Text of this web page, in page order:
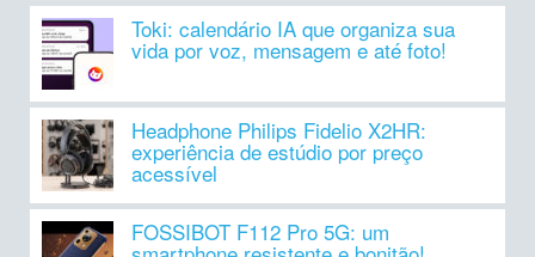
Toki: calendário IA que organiza sua
vida por voz, mensagem e até foto!
Headphone Philips Fidelio X2HR:
experiência de estúdio por preço
acessível
FOSSIBOT F112 Pro 5G: um